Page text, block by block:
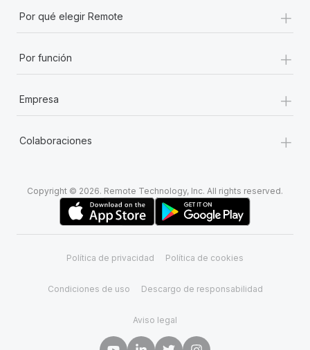
Por qué elegir Remote +
Por función +
Empresa +
Colaboraciones +
Copyright © 2026. Remote Technology, Inc. All rights reserved.
Política de privacidad Política de cookies
Condiciones de uso Descargo de responsabilidad
Aviso legal